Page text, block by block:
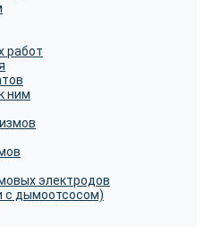
работ
ним
электродов
с дымоотсосом)